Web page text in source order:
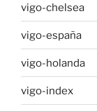
vigo-chelsea
vigo-españa
vigo-holanda
vigo-index